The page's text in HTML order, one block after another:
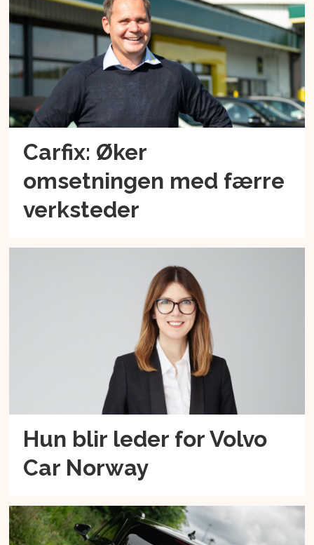
Carfix: Øker
omsetningen med færre
verksteder
Hun blir leder for Volvo
Car Norway